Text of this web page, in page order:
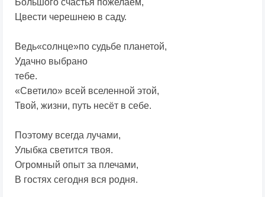
Большого счастья пожелаем,
Цвести черешнею в саду.
Ведь«солнце»по судьбе планетой,
Удачно выбрано
тебе.
«Светило» всей вселенной этой,
Твой, жизни, путь несёт в себе.
Поэтому всегда лучами,
Улыбка светится твоя.
Огромный опыт за плечами,
В гостях сегодня вся родня.